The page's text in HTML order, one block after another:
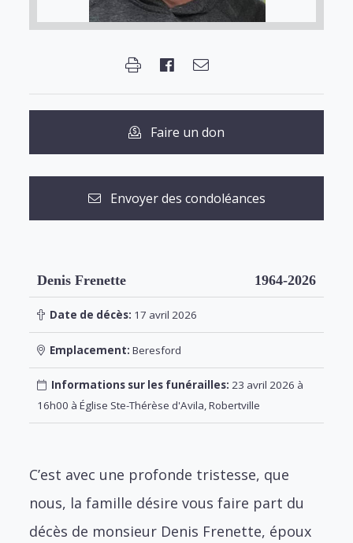
Faire un don
Envoyer des condoléances
Denis Frenette 1964-2026
Date de décès: 17 avril 2026
Emplacement: Beresford
Informations sur les funérailles: 23 avril 2026 à
16h00 à Église Ste-Thérèse d'Avila, Robertville
C’est avec une profonde tristesse, que
nous, la famille désire vous faire part du
décès de monsieur Denis Frenette, époux